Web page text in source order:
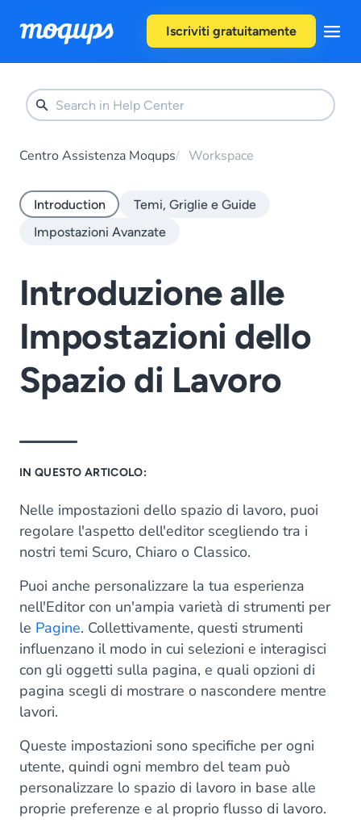
Iscriviti gratuitamente
Centro Assistenza Moqups Workspace
Introduction
Temi, Griglie e Guide
Impostazioni Avanzate
Introduzione alle
Impostazioni dello
Spazio di Lavoro
IN QUESTO ARTICOLO:
Nelle impostazioni dello spazio di lavoro, puoi
regolare l'aspetto dell'editor scegliendo tra i
nostri temi Scuro, Chiaro o Classico.
Puoi anche personalizzare la tua esperienza
nell'Editor con un'ampia varietà di strumenti per
le Pagine. Collettivamente, questi strumenti
influenzano il modo in cui selezioni e interagisci
con gli oggetti sulla pagina, e quali opzioni di
pagina scegli di mostrare o nascondere mentre
lavori.
Queste impostazioni sono specifiche per ogni
utente, quindi ogni membro del team può
personalizzare lo spazio di lavoro in base alle
proprie preferenze e al proprio flusso di lavoro.